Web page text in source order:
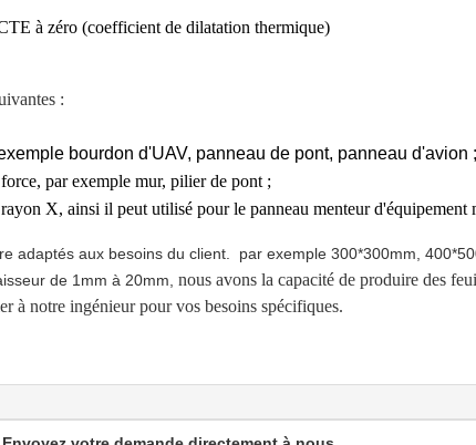
à zéro (coefficient de dilatation thermique)
:
bourdon d'UAV, panneau de pont, panneau d'avion ;
par exemple mur, pilier de pont ;
X, ainsi il peut utilisé pour le panneau menteur d'équipement
adaptés aux besoins du client. par exemple 300*300mm,
de 1mm à 20mm, nous avons la capacité de produire des
à notre ingénieur pour vos besoins spécifiques.